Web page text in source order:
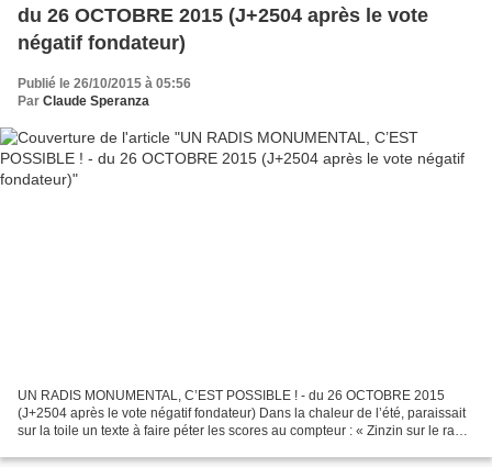
du 26 OCTOBRE 2015 (J+2504 après le vote
négatif fondateur)
Publié le 26/10/2015 à 05:56
Par Claude Speranza
UN RADIS MONUMENTAL, C’EST POSSIBLE ! - du 26 OCTOBRE 2015
(J+2504 après le vote négatif fondateur) Dans la chaleur de l’été, paraissait
sur la toile un texte à faire péter les scores au compteur : « Zinzin sur le radis